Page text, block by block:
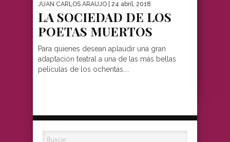
JUAN CARLOS ARAUJO | 24 abril, 2018
LA SOCIEDAD DE LOS
POETAS MUERTOS
Para quienes desean aplaudir una gran
adaptación teatral a una de las más bellas
películas de los ochentas....